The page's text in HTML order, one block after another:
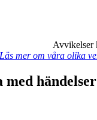
Avvikelser
Läs mer om våra olika